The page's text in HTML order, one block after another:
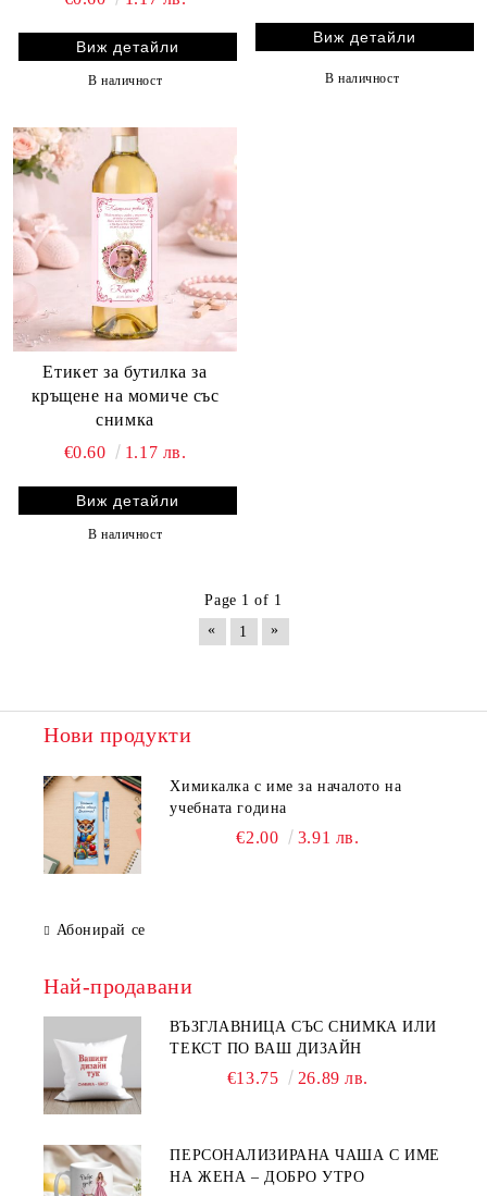
Виж детайли
В наличност
Виж детайли
В наличност
Етикет за бутилка за
кръщене на момиче със
снимка
€0.60
1.17 лв.
Виж детайли
В наличност
Page 1 of 1
«
1 »
Нови продукти
Химикалка с име за началото на
учебната година
€2.00 3.91 лв.
Абонирай се
Най-продавани
ВЪЗГЛАВНИЦА СЪС СНИМКА ИЛИ
ТЕКСТ ПО ВАШ ДИЗАЙН
€13.75 26.89 лв.
ПЕРСОНАЛИЗИРАНА ЧАША С ИМЕ
НА ЖЕНА – ДОБРО УТРО